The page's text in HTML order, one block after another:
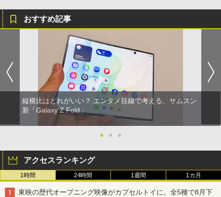
おすすめ記事
縦横比はどれがいい？ エンタメ目線で考える、サムスン
新「Galaxy Z Fold」
● ● ●
アクセスランキング
1時間 24時間 1週間 1カ月
東映の歴代オープニング映像がカプセルトイに。全5種で8月下